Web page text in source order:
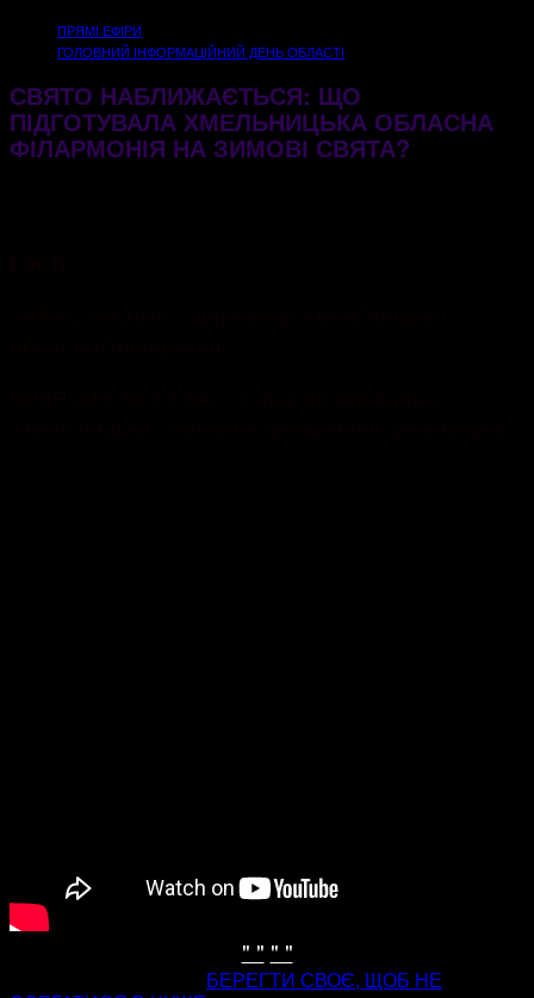
ПРЯМІ ЕФІРИ
ГОЛОВНИЙ ІНФОРМАЦІЙНИЙ ДЕНЬ ОБЛАСТІ
СВЯТО НАБЛИЖАЄТЬСЯ: ЩО
ПІДГОТУВАЛА ХМЕЛЬНИЦЬКА ОБЛАСНА
ФІЛАРМОНІЯ НА ЗИМОВІ СВЯТА?
" " " "
БЕРЕГТИ СВОЄ, ЩОБ НЕ